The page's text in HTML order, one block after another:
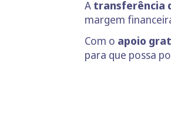
A transferência
margem
Com o apoio
para que possa